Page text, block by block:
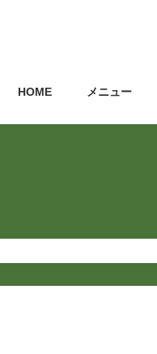
HOME メニュー